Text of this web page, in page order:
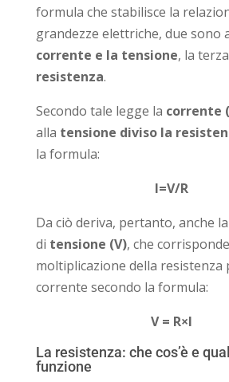
formula che stabilisce la
grandezze elettriche, due sono
corrente e la tensione, la
resistenza.
Secondo tale legge la corrente
alla tensione diviso la
la formula:
I=V/R
Da ciò deriva, pertanto, anche
di tensione (V), che
moltiplicazione della resistenza
corrente secondo la formula:
V = R×I
La resistenza: che cos’è e
funzione